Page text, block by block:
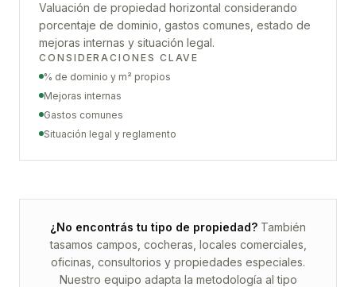
Valuación de propiedad horizontal considerando
porcentaje de dominio, gastos comunes, estado de
mejoras internas y situación legal.
CONSIDERACIONES CLAVE
% de dominio y m² propios
Mejoras internas
Gastos comunes
Situación legal y reglamento
¿No encontrás tu tipo de propiedad? También
tasamos campos, cocheras, locales comerciales,
oficinas, consultorios y propiedades especiales.
Nuestro equipo adapta la metodología al tipo